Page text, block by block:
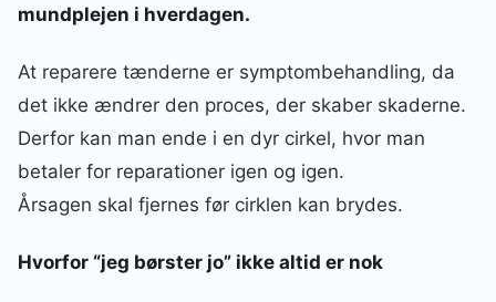
mundplejen i hverdagen.
At reparere tænderne er symptombehandling, da
det ikke ændrer den proces, der skaber skaderne.
Derfor kan man ende i en dyr cirkel, hvor man
betaler for reparationer igen og igen.
Årsagen skal fjernes før cirklen kan brydes.
Hvorfor “jeg børster jo” ikke altid er nok